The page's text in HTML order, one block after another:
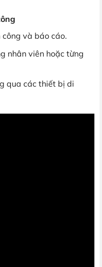
và báo cáo.
nhân viên hoặc từng
qua các thiết bị di